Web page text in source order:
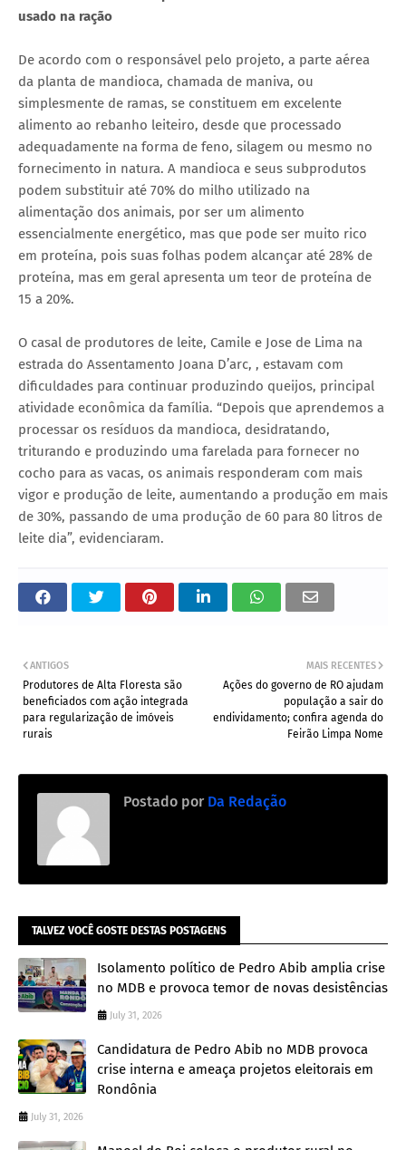
usado na ração
De acordo com o responsável pelo projeto, a parte aérea
da planta de mandioca, chamada de maniva, ou
simplesmente de ramas, se constituem em excelente
alimento ao rebanho leiteiro, desde que processado
adequadamente na forma de feno, silagem ou mesmo no
fornecimento in natura. A mandioca e seus subprodutos
podem substituir até 70% do milho utilizado na
alimentação dos animais, por ser um alimento
essencialmente energético, mas que pode ser muito rico
em proteína, pois suas folhas podem alcançar até 28% de
proteína, mas em geral apresenta um teor de proteína de
15 a 20%.
O casal de produtores de leite, Camile e Jose de Lima na
estrada do Assentamento Joana D’arc, , estavam com
dificuldades para continuar produzindo queijos, principal
atividade econômica da família. “Depois que aprendemos a
processar os resíduos da mandioca, desidratando,
triturando e produzindo uma farelada para fornecer no
cocho para as vacas, os animais responderam com mais
vigor e produção de leite, aumentando a produção em mais
de 30%, passando de uma produção de 60 para 80 litros de
leite dia”, evidenciaram.
MAIS RECENTES
Ações do governo de RO ajudam
população a sair do
endividamento; confira agenda do
Feirão Limpa Nome
ANTIGOS
Produtores de Alta Floresta são
beneficiados com ação integrada
para regularização de imóveis
rurais
Postado por Da Redação
TALVEZ VOCÊ GOSTE DESTAS POSTAGENS
Isolamento político de Pedro Abib amplia crise
no MDB e provoca temor de novas desistências
July 31, 2026
Candidatura de Pedro Abib no MDB provoca
crise interna e ameaça projetos eleitorais em
Rondônia
July 31, 2026